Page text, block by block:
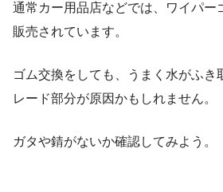
通常カー用品店などでは、ワイパー
販売されています。
ゴム交換をしても、うまく水がふき
レード部分が原因かもしれません。
ガタや錆がないか確認してみよう。